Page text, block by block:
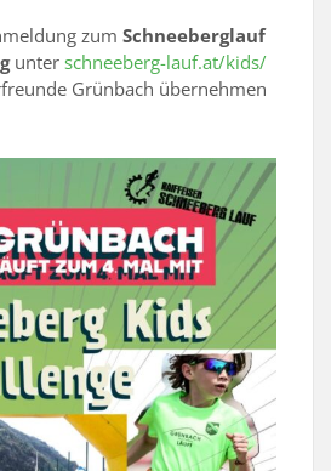
zumSchneeberglauf
unter schneeberg-lauf.at/kids/
Grünbach übernehmen